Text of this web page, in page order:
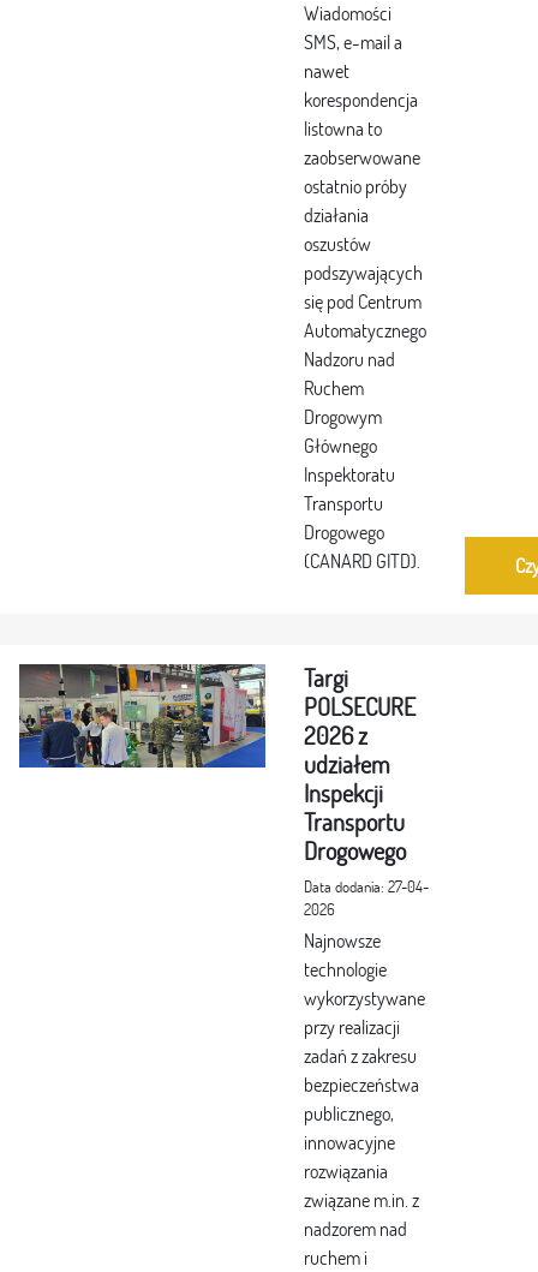
Wiadomości
SMS, e-mail a
nawet
korespondencja
listowna to
zaobserwowane
ostatnio próby
działania
oszustów
podszywających
się pod Centrum
Automatycznego
Nadzoru nad
Ruchem
Drogowym
Głównego
Inspektoratu
Transportu
Drogowego
(CANARD GITD).
Targi
POLSECURE
2026 z
udziałem
Inspekcji
Transportu
Drogowego
Data dodania: 27-04-
2026
Najnowsze
technologie
wykorzystywane
przy realizacji
zadań z zakresu
bezpieczeństwa
publicznego,
innowacyjne
rozwiązania
związane m.in. z
nadzorem nad
ruchem i